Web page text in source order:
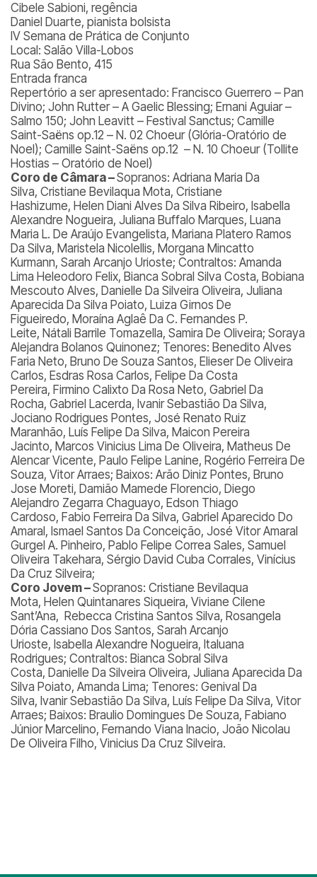
Cibele Sabioni, regência
Daniel Duarte, pianista bolsista
IV Semana de Prática de Conjunto
Local: Salão Villa-Lobos
Rua São Bento, 415
Entrada franca
Repertório a ser apresentado: Francisco Guerrero – Pan
Divino; John Rutter – A Gaelic Blessing; Ernani Aguiar –
Salmo 150; John Leavitt – Festival Sanctus; Camille
Saint-Saëns op.12 – N. 02 Choeur (Glória-Oratório de
Noel); Camille Saint-Saëns op.12 – N. 10 Choeur (Tollite
Hostias – Oratório de Noel)
Coro de Câmara –Sopranos: Adriana Maria Da
Silva, Cristiane Bevilaqua Mota, Cristiane
Hashizume, Helen Diani Alves Da Silva Ribeiro, Isabella
Alexandre Nogueira, Juliana Buffalo Marques, Luana
Maria L. De Araújo Evangelista, Mariana Platero Ramos
Da Silva, Maristela Nicolellis, Morgana Mincatto
Kurmann, Sarah Arcanjo Urioste; Contraltos: Amanda
Lima Heleodoro Felix, Bianca Sobral Silva Costa, Bobiana
Mescouto Alves, Danielle Da Silveira Oliveira, Juliana
Aparecida Da Silva Poiato, Luiza Girnos De
Figueiredo, Moraína Aglaê Da C. Fernandes P.
Leite, Nátali Barrile Tomazella, Samira De Oliveira; Soraya
Alejandra Bolanos Quinonez; Tenores: Benedito Alves
Faria Neto, Bruno De Souza Santos, Elieser De Oliveira
Carlos, Esdras Rosa Carlos, Felipe Da Costa
Pereira, Firmino Calixto Da Rosa Neto, Gabriel Da
Rocha, Gabriel Lacerda, Ivanir Sebastião Da Silva,
Jociano Rodrigues Pontes, José Renato Ruiz
Maranhão, Luís Felipe Da Silva, Maicon Pereira
Jacinto, Marcos Vinicius Lima De Oliveira, Matheus De
Alencar Vicente, Paulo Felipe Lanine, Rogério Ferreira De
Souza, Vitor Arraes; Baixos: Arão Diniz Pontes, Bruno
Jose Moreti, Damião Mamede Florencio, Diego
Alejandro Zegarra Chaguayo, Edson Thiago
Cardoso, Fabio Ferreira Da Silva, Gabriel Aparecido Do
Amaral, Ismael Santos Da Conceição, José Vitor Amaral
Gurgel A. Pinheiro, Pablo Felipe Correa Sales, Samuel
Oliveira Takehara, Sérgio David Cuba Corrales, Vinícius
Da Cruz Silveira;
Coro Jovem –Sopranos: Cristiane Bevilaqua
Mota, Helen Quintanares Siqueira, Viviane Cilene
Sant’Ana, Rebecca Cristina Santos Silva, Rosangela
Dória Cassiano Dos Santos, Sarah Arcanjo
Urioste, Isabella Alexandre Nogueira, Italuana
Rodrigues; Contraltos: Bianca Sobral Silva
Costa, Danielle Da Silveira Oliveira, Juliana Aparecida Da
Silva Poiato, Amanda Lima; Tenores: Genival Da
Silva, Ivanir Sebastião Da Silva, Luís Felipe Da Silva, Vitor
Arraes; Baixos: Braulio Domingues De Souza, Fabiano
Júnior Marcelino, Fernando Viana Inacio, João Nicolau
De Oliveira Filho, Vinicius Da Cruz Silveira.